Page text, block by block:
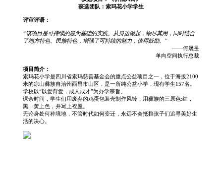
获选团队：索玛花小学学生
评审评语：
“该项目是可持续的最为基础的实践。从身边做起，物尽其用，同时结合
了地方特色、民族特色，增强了可持续的魅力，值得鼓励。”
——何晟旻
单向空间执行总裁
项目简介：
索玛花小学是四川省索玛慈善基金会的重点公益项目之一，位于海拔2100
米的凉山彝族自治州西昌市山区，是一所纯公益小学，现有学生157名。
学校以“以爱育爱，成人成才”为办学宗旨。
课余时间，学生们用废弃的鸡蛋包装壳制作风铃，用彝族的三原色:红，
黑，黄上色，并写上祝愿。
无论身处何种境地，不管时代如何变迁，永远不会抵挡孩子们追寻美好生
活的决心。